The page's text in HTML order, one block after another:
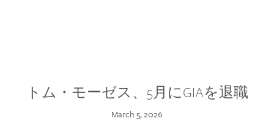
トム・モーゼス、5月にGIAを退職
March 5, 2026